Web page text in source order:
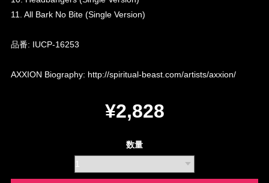
11. All Bark No Bite (Single Version)
品番: IUCP-16253
AXXION Biography: http://spiritual-beast.com/artists/axxion/
¥2,828
数量